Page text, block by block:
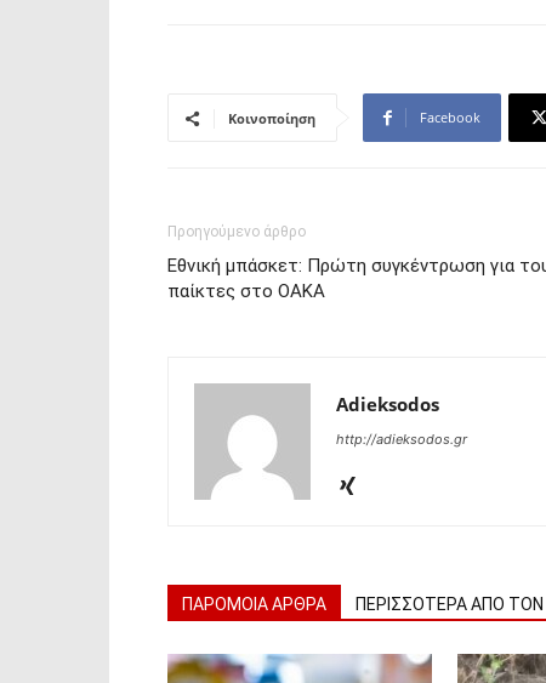
Κοινοποίηση Facebook
Προηγούμενο άρθρο
Εθνική μπάσκετ: Πρώτη συγκέντρωση για
παίκτες στο ΟΑΚΑ
Adieksodos
http://adieksodos.gr
ΠΑΡΟΜΟΙΑ ΑΡΘΡΑ ΠΕΡΙΣΣΟΤΕΡΑ ΑΠΟ